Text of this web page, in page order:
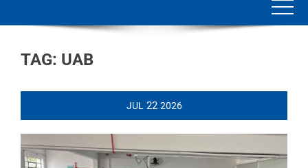
TAG: UAB
JUL 22 2026